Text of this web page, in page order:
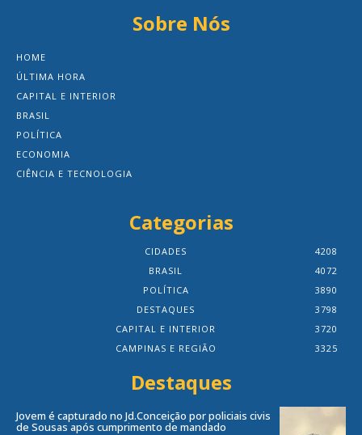
Sobre Nós
HOME
ÚLTIMA HORA
CAPITAL E INTERIOR
BRASIL
POLÍTICA
ECONOMIA
CIÊNCIA E TECNOLOGIA
Categorias
CIDADES
4208
BRASIL
4072
POLÍTICA
3890
DESTAQUES
3798
CAPITAL E INTERIOR
3720
CAMPINAS E REGIÃO
3325
Destaques
Jovem é capturado no Jd.Conceição por policiais civis
de Sousas após cumprimento de mandado